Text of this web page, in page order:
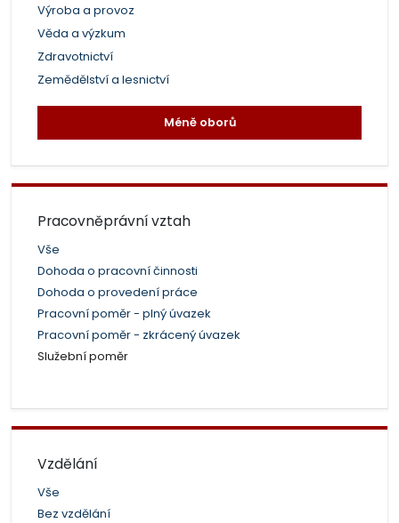
Výroba a provoz
Věda a výzkum
Zdravotnictví
Zemědělství a lesnictví
Méně oborů
Pracovněprávní vztah
Vše
Dohoda o pracovní činnosti
Dohoda o provedení práce
Pracovní poměr - plný úvazek
Pracovní poměr - zkrácený úvazek
Služební poměr
Vzdělání
Vše
Bez vzdělání